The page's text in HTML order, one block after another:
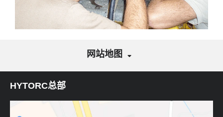
网站地图
HYTORC总部